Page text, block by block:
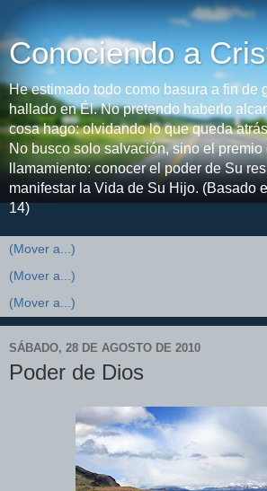
Conociendo a
He estimado todo como basura a fin de
hallado en Él. No pretendo haberlo
cosa hago: olvidando lo que queda
No busco solo salvación, sino el premio
llamamiento: conocer el poder de Su
manifestar la Vida de Su Hijo. (Basado
14)
SÁBADO, 28 DE AGOSTO DE 2010
Poder de Dios